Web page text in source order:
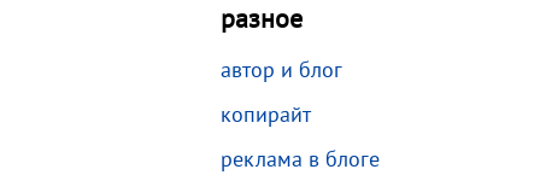
разное
автор и блог
копирайт
реклама в блоге